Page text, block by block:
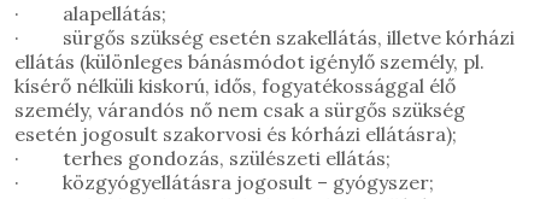
· alapellátás;
· sürgős szükség esetén szakellátás, illetve kórházi
ellátás (különleges bánásmódot igénylő személy, pl.
kísérő nélküli kiskorú, idős, fogyatékossággal élő
személy, várandós nő nem csak a sürgős szükség
esetén jogosult szakorvosi és kórházi ellátásra);
· terhes gondozás, szülészeti ellátás;
· közgyógyellátásra jogosult – gyógyszer;